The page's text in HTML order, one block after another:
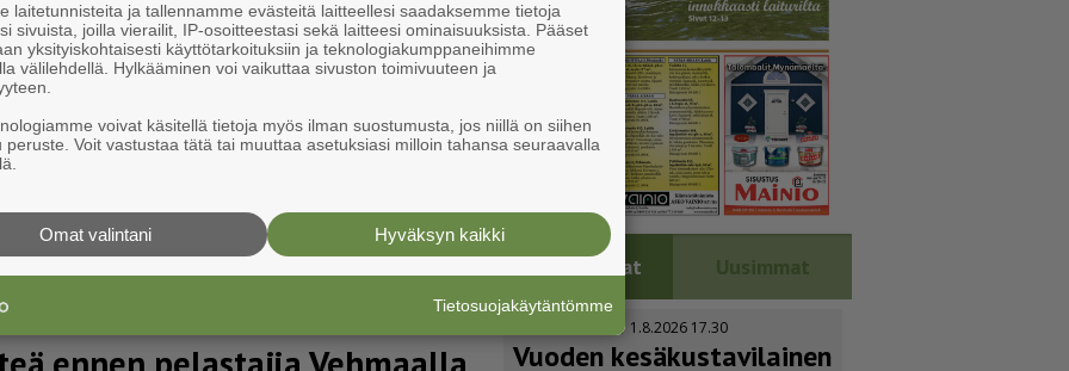
aiheutti hälytyksen
Nousiaisissa Luetuimmat Uusimmat
Kustavi 1.8.2026 17.30
Vuoden kesäkus­ta­vi­lainen
laitetunnisteita ja tallennamme evästeitä laitteellesi saadaksemme tietoja
sivuista, joilla vierailit, IP-osoitteestasi sekä laitteesi ominaisuuksista. Pääset
yksityiskohtaisesti käyttötarkoituksiin ja teknologiakumppaneihimme
välilehdellä. Hylkääminen voi vaikuttaa sivuston toimivuuteen ja
voivat käsitellä tietoja myös ilman suostumusta, jos niillä on siihen
peruste. Voit vastustaa tätä tai muuttaa asetuksiasi milloin tahansa seuraavalla
Hyväksyn kaikki
Omat valintani
Tietosuojakäytäntömme